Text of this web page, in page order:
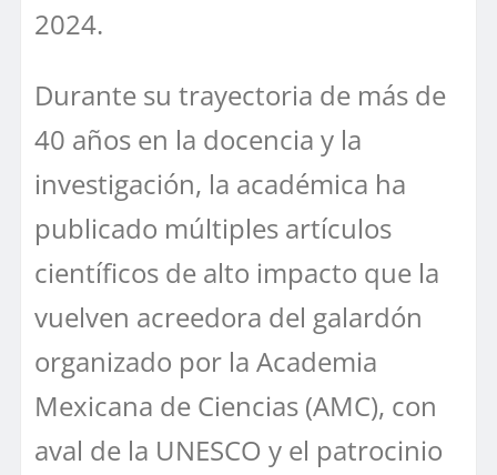
2024.
Durante su trayectoria de más de
40 años en la docencia y la
investigación, la académica ha
publicado múltiples artículos
científicos de alto impacto que la
vuelven acreedora del galardón
organizado por la Academia
Mexicana de Ciencias (AMC), con
aval de la UNESCO y el patrocinio